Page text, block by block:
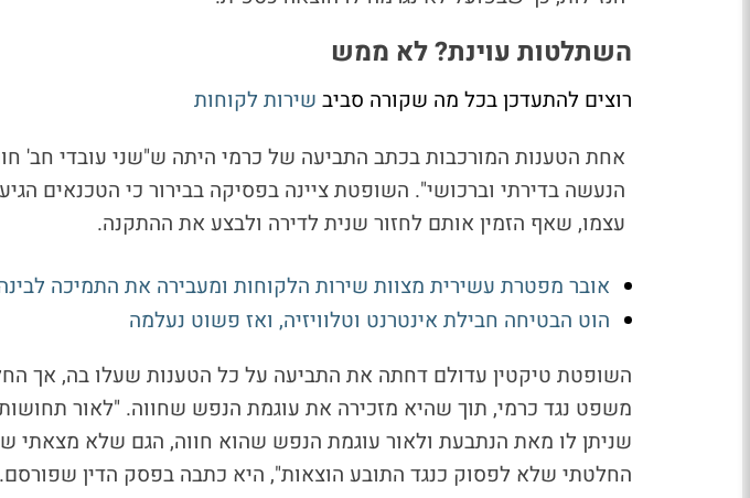
השתלטות עוינת? לא ממש
רוצים להתעדכן בכל מה שקורה סביב שירות לקוחות
אחת הטענות המורכבות בכתב התביעה של כרמי היתה ש"שני עובדי חב'
הנעשה בדירתי וברכושי". השופטת ציינה בפסיקה בבירור כי הטכנאים
עצמו, שאף הזמין אותם לחזור שנית לדירה ולבצע את ההתקנה.
אובר מפטרת עשירית מצוות שירות הלקוחות ומעבירה את התמיכה
הוט הבטיחה חבילת אינטרנט וטלוויזיה, ואז פשוט נעלמה
השופטת טיקטין עדולם דחתה את התביעה על כל הטענות שעלו בה, אך
משפט נגד כרמי, תוך שהיא מזכירה את עוגמת הנפש שחווה. "לאור
שניתן לו מאת הנתבעת ולאור עוגמת הנפש שהוא חווה, הגם שלא מצאתי
החלטתי שלא לפסוק כנגד התובע הוצאות", היא כתבה בפסק הדין שפורסם.